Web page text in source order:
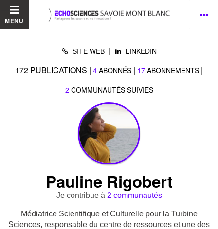
MENU
SITE WEB | LINKEDIN
172 PUBLICATIONS | 4 ABONNÉS | 17 ABONNEMENTS |
2 COMMUNAUTÉS SUIVIES
Pauline Rigobert
Je contribue à 2 communautés
Médiatrice Scientifique et Culturelle pour la Turbine
Sciences, responsable du centre de ressources et une des